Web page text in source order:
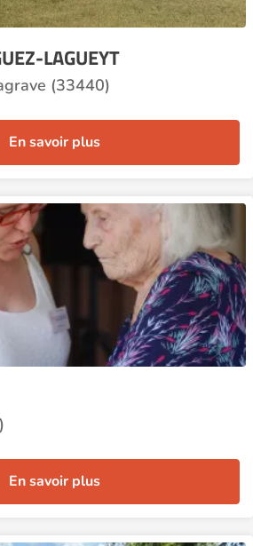
LAGUEYT
(33440)
En savoir plus
En savoir plus